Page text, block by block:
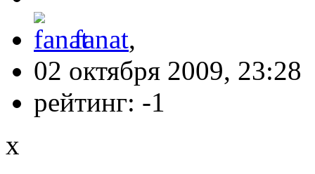
fanat,
02 октября 2009, 23:28
рейтинг: -1
x